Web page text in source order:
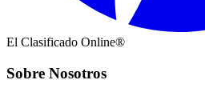
El Clasificado Online®
Sobre Nosotros